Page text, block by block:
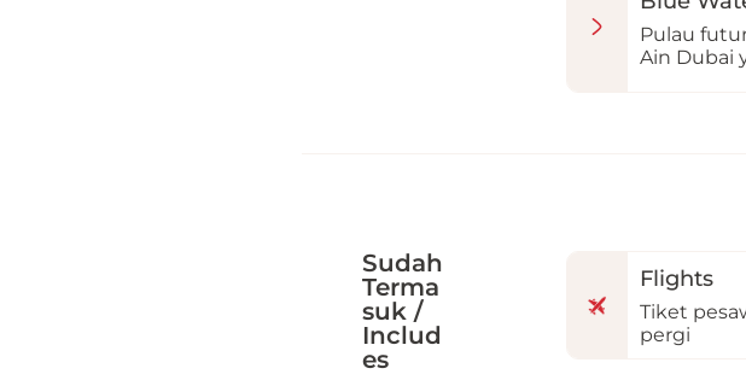
Pulau
Ain Dubai
Sudah
Terma
suk /
Includ
es
Flights
Tiket
pergi